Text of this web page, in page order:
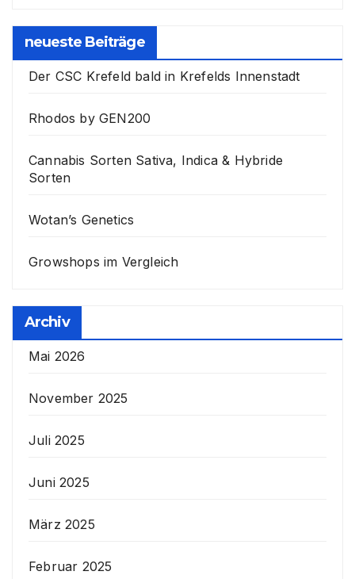
neueste Beiträge
Der CSC Krefeld bald in Krefelds Innenstadt
Rhodos by GEN200
Cannabis Sorten Sativa, Indica & Hybride
Sorten
Wotan’s Genetics
Growshops im Vergleich
Archiv
Mai 2026
November 2025
Juli 2025
Juni 2025
März 2025
Februar 2025